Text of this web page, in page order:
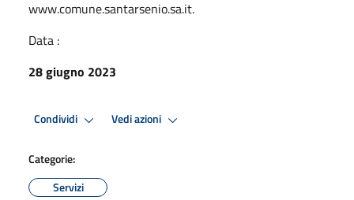
www.comune.santarsenio.sa.it.
Data :
28 giugno 2023
Condividi Vedi azioni
Categorie:
Servizi